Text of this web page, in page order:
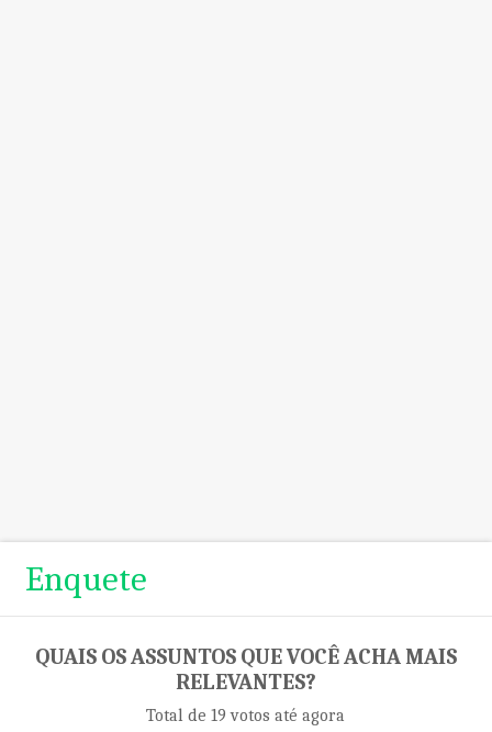
Enquete
QUAIS OS ASSUNTOS QUE VOCÊ ACHA MAIS
RELEVANTES?
Total de 19 votos até agora